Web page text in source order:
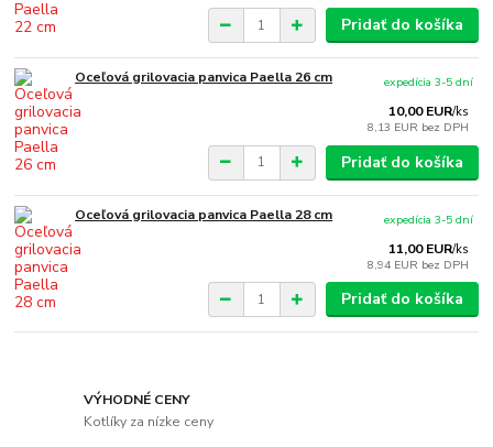
Pridať do košíka
Oceľová grilovacia panvica Paella 26 cm
10,00 EUR/ks
8,13 EUR bez DPH
expedícia 3-5 dní
Pridať do košíka
Oceľová grilovacia panvica Paella 28 cm
11,00 EUR/ks
8,94 EUR bez DPH
expedícia 3-5 dní
Pridať do košíka
VÝHODNÉ CENY
Kotlíky za nízke ceny